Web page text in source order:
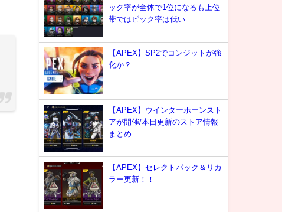
ック率が全体で1位になるも上位
帯ではピック率は低い
【APEX】SP2でコンジットが強
化か？
【APEX】ウインターホーンスト
アが開催/本日更新のストア情報
まとめ
【APEX】セレクトパック＆リカ
ラー更新！！